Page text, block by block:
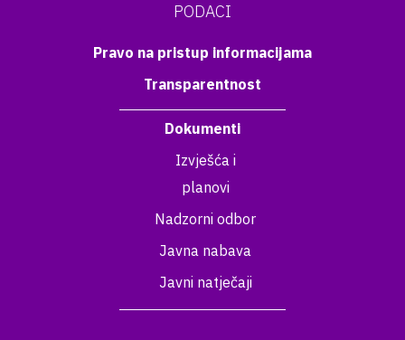
PODACI
Pravo na pristup informacijama
Transparentnost
Dokumenti
Izvješća i
planovi
Nadzorni odbor
Javna nabava
Javni natječaji